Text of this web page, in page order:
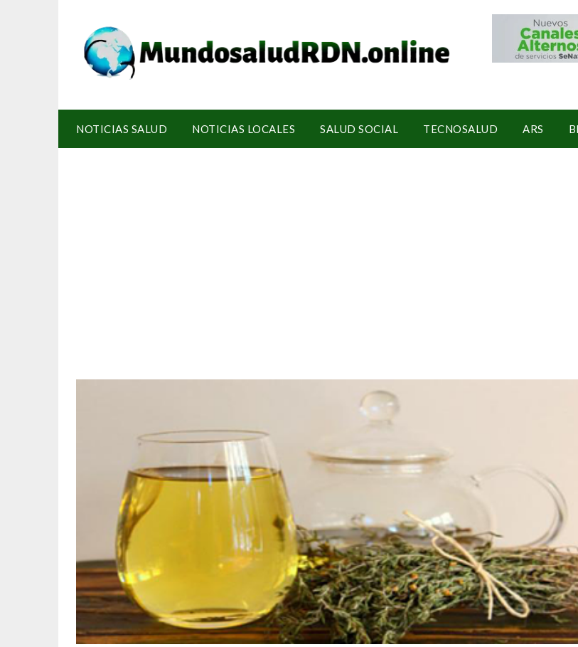
NOTICIAS SALUD NOTICIAS LOCALES SALUD SOCIAL TECNOSALUD ARS